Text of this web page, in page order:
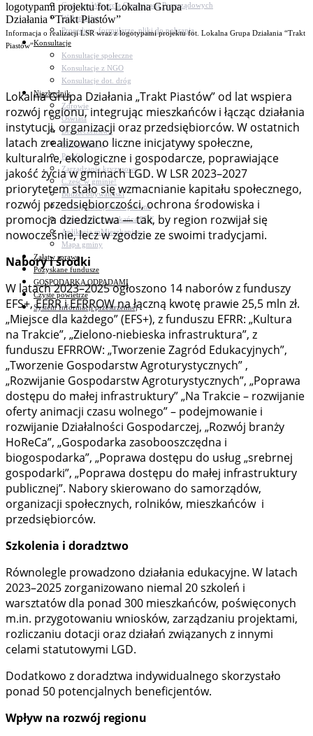
Centrum Wsparcia Organizacji Pozarządowych
Wolontariat
Procedury, formularze, pliki do pobrania
Konsultacje
Konsultacje społeczne
Konsultacje z NGO
Konsultacje dot. dróg
Niezbędnik
Zdrowie
Oświata
Bezpieczeństwo
Komunikacja
Parafie
Zarządzanie kryzysowe
C.ześć w gminie!
Budżet obywatelski
Nieodpłatna pomoc prawna
Niezbędnik mieszkańca PDF
Aplikacja mMieszkaniec
Mapa gminy
Załatw sprawę
Pozyskane fundusze
GOSPODARKA ODPADAMI
Czyste powietrze
System Informacji przestrzennej
Informacja o realizacji LSR wraz z logotypami projektu fot. Lokalna Grupa Działania “Trakt
Piastów”
Lokalna Grupa Działania „Trakt Piastów” od lat wspiera
rozwój regionu, integrując mieszkańców i łącząc działania
instytucji, organizacji oraz przedsiębiorców. W ostatnich
latach zrealizowano liczne inicjatywy społeczne,
kulturalne, ekologiczne i gospodarcze, poprawiające
jakość życia w gminach LGD. W LSR 2023–2027
priorytetem stało się wzmacnianie kapitału społecznego,
rozwój przedsiębiorczości, ochrona środowiska i
promocja dziedzictwa — tak, by region rozwijał się
nowocześnie, lecz w zgodzie ze swoimi tradycjami.
Nabory i środki
W latach 2023–2025 ogłoszono 14 naborów z funduszy
EFS+, EFRR i EFRROW na łączną kwotę prawie 25,5 mln zł.
„Miejsce dla każdego” (EFS+), z funduszu EFRR: „Kultura
na Trakcie”, „Zielono-niebieska infrastruktura”, z
funduszu EFRROW: „Tworzenie Zagród Edukacyjnych”,
„Tworzenie Gospodarstw Agroturystycznych” ,
„Rozwijanie Gospodarstw Agroturystycznych”, „Poprawa
dostępu do małej infrastruktury” „Na Trakcie – rozwijanie
oferty animacji czasu wolnego” – podejmowanie i
rozwijanie Działalności Gospodarczej, „Rozwój branży
HoReCa”, „Gospodarka zasobooszczędna i
biogospodarka”, „Poprawa dostępu do usług „srebrnej
gospodarki”, „Poprawa dostępu do małej infrastruktury
publicznej”. Nabory skierowano do samorządów,
organizacji społecznych, rolników, mieszkańców i
przedsiębiorców.
Szkolenia i doradztwo
Równolegle prowadzono działania edukacyjne. W latach
2023–2025 zorganizowano niemal 20 szkoleń i
warsztatów dla ponad 300 mieszkańców, poświęconych
m.in. przygotowaniu wniosków, zarządzaniu projektami,
rozliczaniu dotacji oraz działań związanych z innymi
celami statutowymi LGD.
Dodatkowo z doradztwa indywidualnego skorzystało
ponad 50 potencjalnych beneficjentów.
Wpływ na rozwój regionu